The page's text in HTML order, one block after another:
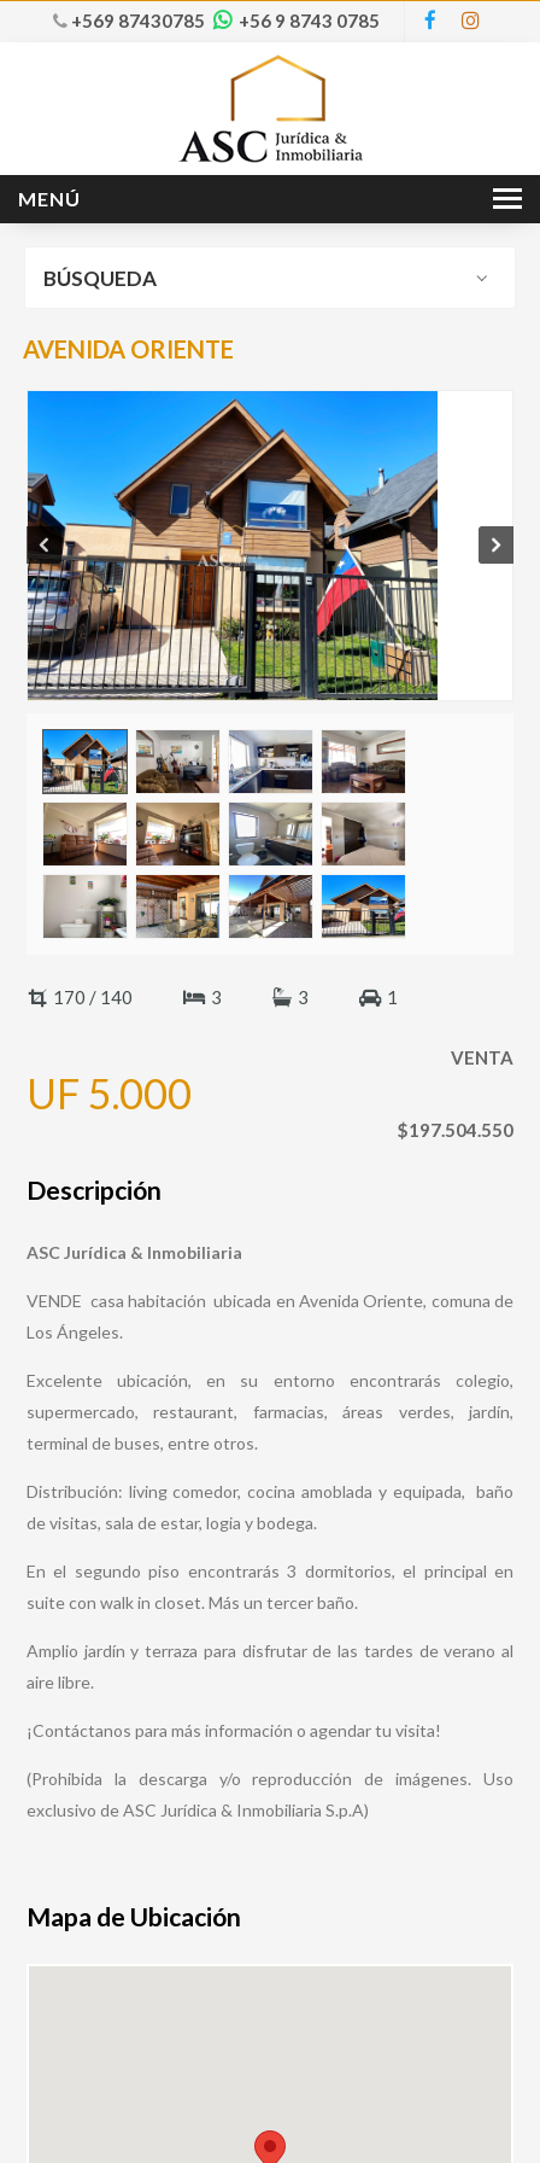
+569 87430785 +56 9 8743 0785
MENÚ
Nosotros
Ventas
Arriendos
Contacto
BÚSQUEDA
AVENIDA ORIENTE
Prev
170 / 140 3 3 1
VENTA
UF 5.000
$197.504.550
Descripción
ASC Jurídica & Inmobiliaria
VENDE casa habitación ubicada en Avenida Oriente, comuna de
Los Ángeles.
Excelente ubicación, en su entorno encontrarás colegio,
supermercado, restaurant, farmacias, áreas verdes, jardín,
terminal de buses, entre otros.
Distribución: living comedor, cocina amoblada y equipada, baño
de visitas, sala de estar, logia y bodega.
En el segundo piso encontrarás 3 dormitorios, el principal en
suite con walk in closet. Más un tercer baño.
Amplio jardín y terraza para disfrutar de las tardes de verano al
aire libre.
¡Contáctanos para más información o agendar tu visita!
(Prohibida la descarga y/o reproducción de imágenes. Uso
exclusivo de ASC Jurídica & Inmobiliaria S.p.A)
Mapa de Ubicación